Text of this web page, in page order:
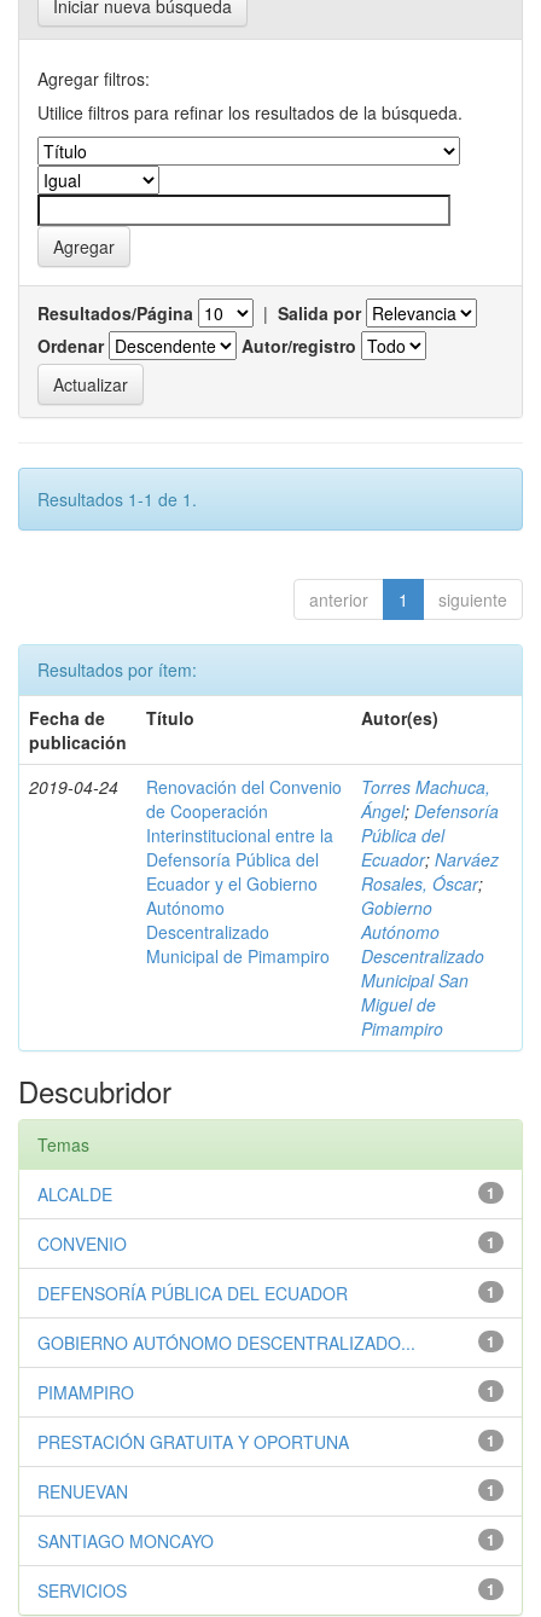
Iniciar nueva búsqueda
Agregar filtros:
Utilice filtros para refinar los resultados de la búsqueda.
Resultados/Página | Salida por
Ordenar
Autor/registro
Resultados 1-1 de 1.
anterior 1 siguiente
Resultados por ítem:
Fecha de
publicación
Título Autor(es)
2019-04-24
Renovación del Convenio
de Cooperación
Interinstitucional entre la
Defensoría Pública del
Ecuador y el Gobierno
Autónomo
Descentralizado
Municipal de Pimampiro
Torres Machuca,
Ángel; Defensoría
Pública del
Ecuador; Narváez
Rosales, Óscar;
Gobierno
Autónomo
Descentralizado
Municipal San
Miguel de
Pimampiro
Descubridor
Temas
1
ALCALDE
1
CONVENIO
1
DEFENSORÍA PÚBLICA DEL ECUADOR
1
GOBIERNO AUTÓNOMO DESCENTRALIZADO...
1
PIMAMPIRO
1
PRESTACIÓN GRATUITA Y OPORTUNA
1
RENUEVAN
1
SANTIAGO MONCAYO
1
SERVICIOS